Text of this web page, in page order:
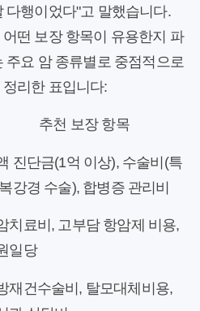
다행이었다"고 말했습니다.
떤 보장 항목이 유용한지 파
주요 암 종류별로 중점적으로
리한 표입니다:
추천 보장 항목
진단금(1억 이상), 수술비(특
강경 수술), 합병증 관리비
치료비, 고부담 항암제 비용,
일당
재건수술비, 탈모대체비용,